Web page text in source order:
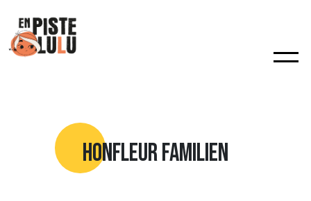
HONFLEUR FAMILIEN